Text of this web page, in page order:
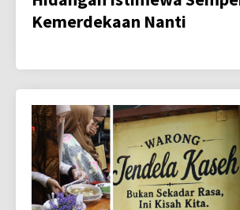
Kemerdekaan Nanti